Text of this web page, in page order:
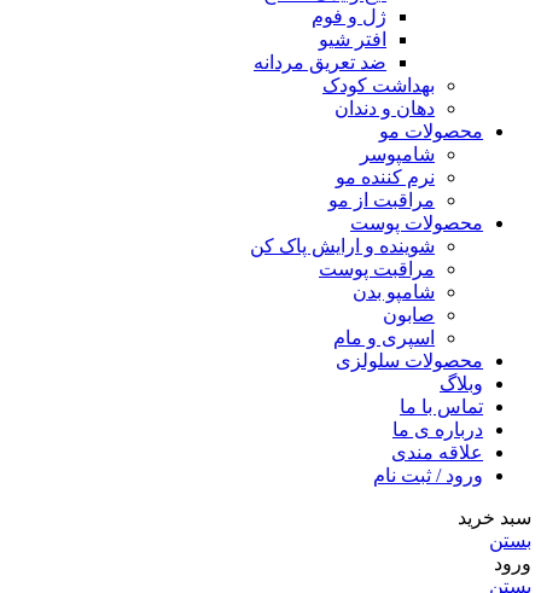
ژل و فوم
افتر شیو
ضد تعریق مردانه
بهداشت کودک
دهان و دندان
محصولات مو
شامپوسر
نرم کننده مو
مراقبت از مو
محصولات پوست
شوینده و ارایش پاک کن
مراقبت پوست
شامپو بدن
صابون
اسپری و مام
محصولات سلولزی
وبلاگ
تماس با ما
درباره ی ما
علاقه مندی
ورود / ثبت نام
سبد خرید
بستن
ورود
بستن